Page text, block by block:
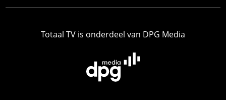
Totaal TV is onderdeel van DPG Media